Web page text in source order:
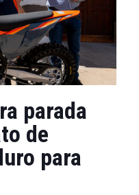
parada
de
para